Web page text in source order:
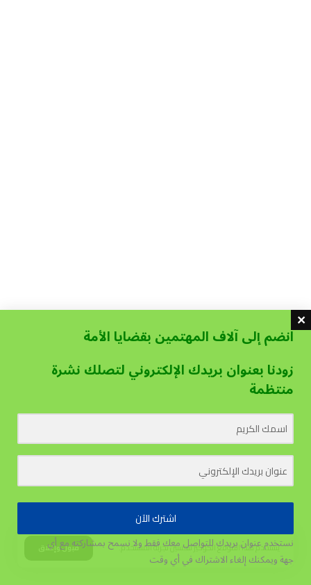
يستخدم هذا الموقع الكوكيز لتحسين تجربة المستخدم. قبول وإغلاق
انضم إلى آلاف المهتمين بقضايا الأمة
زودنا بعنوان بريدك الإلكتروني لتصلك نشرة
منتظمة
اشترك الآن
نستخدم عنوان بريدك للتواصل معك فقط ولا نسمح بمشاركته مع أي
جهةويمكنك إلغاء الاشتراك في أي وقت